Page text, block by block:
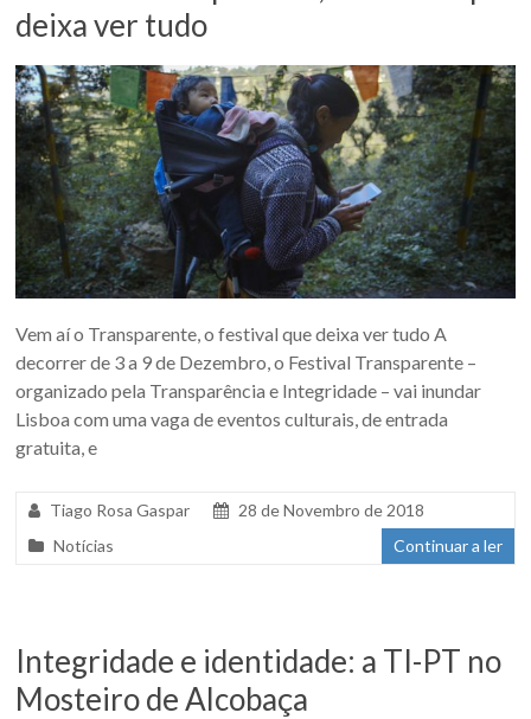
deixa ver tudo
Vem aí o Transparente, o festival que deixa ver tudo A
decorrer de 3 a 9 de Dezembro, o Festival Transparente –
organizado pela Transparência e Integridade – vai inundar
Lisboa com uma vaga de eventos culturais, de entrada
gratuita, e
Tiago Rosa Gaspar
28 de Novembro de 2018
Notícias
Continuar a ler
Integridade e identidade: a TI-PT no
Mosteiro de Alcobaça